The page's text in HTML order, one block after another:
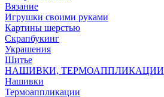
Вязание
Игрушки своими руками
Картины шерстью
Скрапбукинг
Украшения
Шитье
НАШИВКИ, ТЕРМОАППЛИКАЦИИ
Нашивки
Термоаппликации